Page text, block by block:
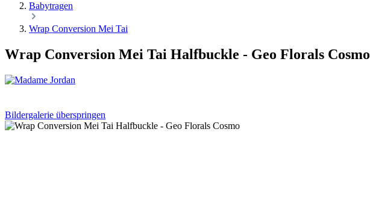
Babytragen
Wrap Conversion Mei Tai
Wrap Conversion Mei Tai Halfbuckle - Geo Florals Cosmo
Bildergalerie überspringen